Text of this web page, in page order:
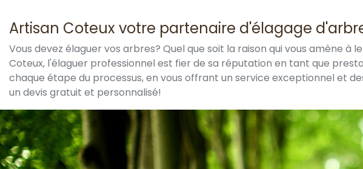
Artisan Coteux votre partenaire d'élagage
Vous devez élaguer vos arbres? Quel que soit la raison qui vous amène
Coteux, l'élaguer professionnel est fier de sa réputation en tant que
chaque étape du processus, en vous offrant un service exceptionnel et
un devis gratuit et personnalisé!